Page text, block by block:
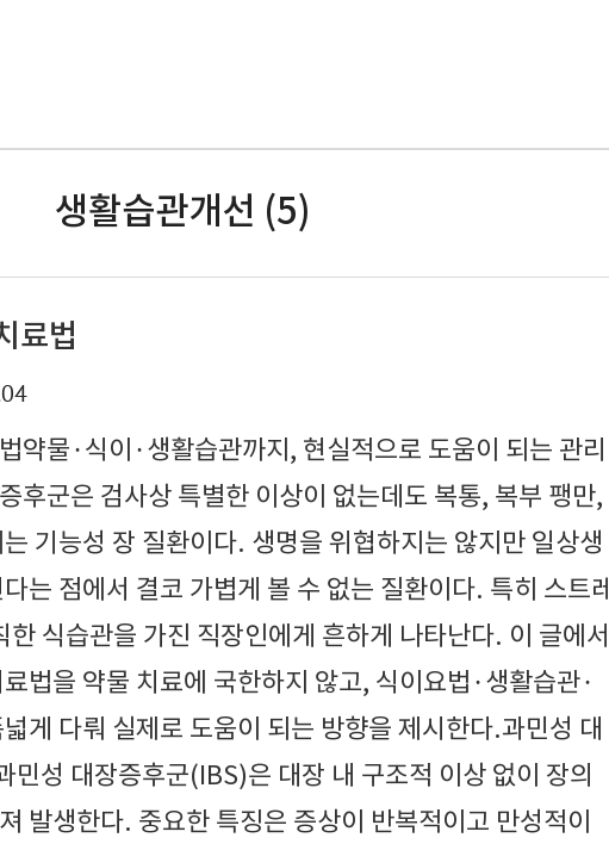
생활습관개선 (5)
료법
약물·식이·생활습관까지, 현실적으로 도움이 되는 관리
후군은 검사상 특별한 이상이 없는데도 복통, 복부 팽만,
기능성 장 질환이다. 생명을 위협하지는 않지만 일상생
는 점에서 결코 가볍게 볼 수 없는 질환이다. 특히 스트레
한 식습관을 가진 직장인에게 흔하게 나타난다. 이 글에서
법을 약물 치료에 국한하지 않고, 식이요법·생활습관·
게 다뤄 실제로 도움이 되는 방향을 제시한다.과민성 대
민성 대장증후군(IBS)은 대장 내 구조적 이상 없이 장의
발생한다. 중요한 특징은 증상이 반복적이고 만성적이